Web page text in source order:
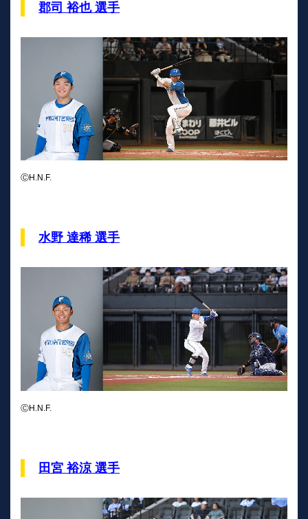
郡司 裕也 選手
ⒸH.N.F.
水野 達稀 選手
ⒸH.N.F.
田宮 裕涼 選手